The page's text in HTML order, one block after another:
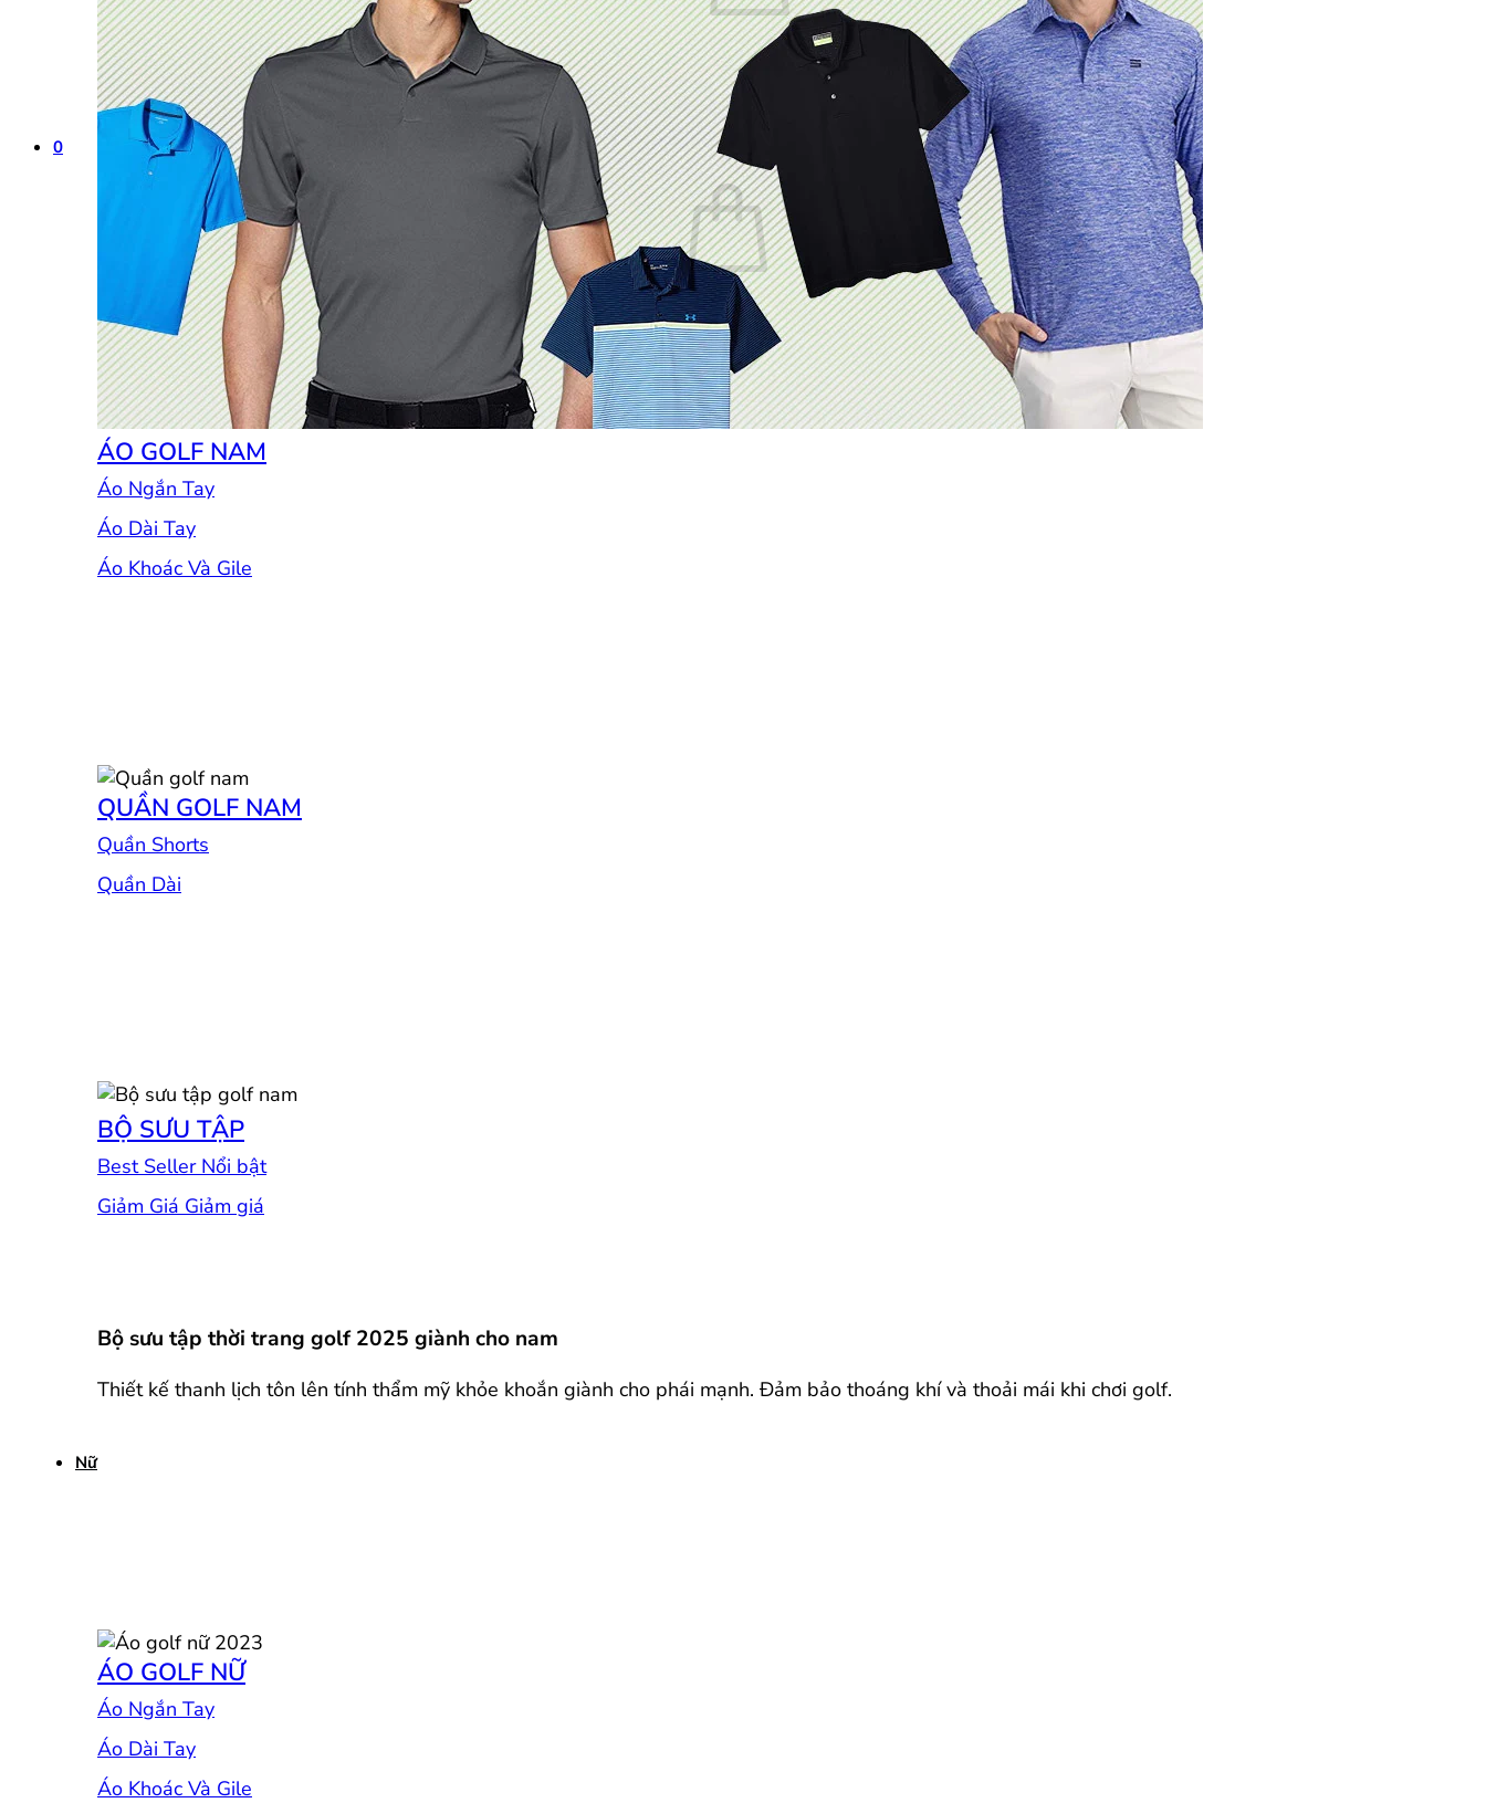
Chưa có sản phẩm trong giỏ hàng.
Quay trở lại cửa hàng
0
Giỏ hàng
Chưa có sản phẩm trong giỏ hàng.
Quay trở lại cửa hàng
ÁO GOLF NAM
Áo Ngắn Tay
Áo Dài Tay
Áo Khoác Và Gile
QUẦN GOLF NAM
Quần Shorts
Quần Dài
BỘ SƯU TẬP
Best Seller
Giảm Giá
Bộ sưu tập thời trang golf 2025 giành cho nam
Thiết kế thanh lịch tôn lên tính thẩm mỹ khỏe khoắn giành cho phái mạnh. Đảm bảo thoáng khí và thoải mái khi chơi golf.
Nữ
ÁO GOLF NỮ
Áo Ngắn Tay
Áo Dài Tay
Áo Khoác Và Gile